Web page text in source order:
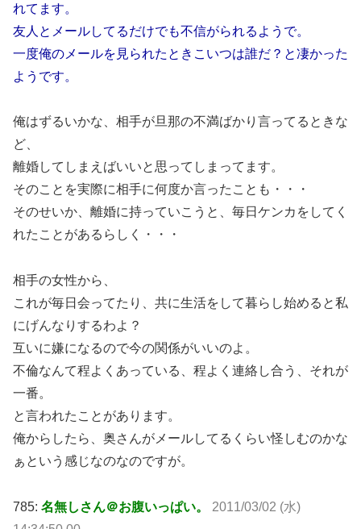
れてます。
友人とメールしてるだけでも不信がられるようで。
一度俺のメールを見られたときこいつは誰だ？と凄かった
ようです。
俺はずるいかな、相手が旦那の不満ばかり言ってるときな
ど、
離婚してしまえばいいと思ってしまってます。
そのことを実際に相手に何度か言ったことも・・・
そのせいか、離婚に持っていこうと、毎日ケンカをしてく
れたことがあるらしく・・・
相手の女性から、
これが毎日会ってたり、共に生活をして暮らし始めると私
にげんなりするわよ？
互いに嫌になるので今の関係がいいのよ。
不倫なんて程よくあっている、程よく連絡し合う、それが
一番。
と言われたことがあります。
俺からしたら、奥さんがメールしてるくらい怪しむのかな
ぁという感じなのなのですが。
785: 名無しさん＠お腹いっぱい。 2011/03/02 (水)